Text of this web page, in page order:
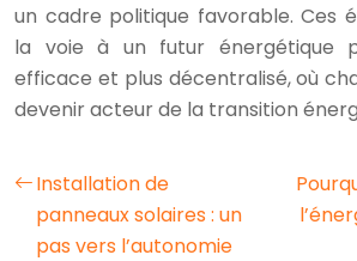
un cadre politique favorable. Ces
la voie à un futur énergétique
efficace et plus décentralisé, où
devenir acteur de la transition
Installation de
panneaux solaires : un
pas vers l’autonomie